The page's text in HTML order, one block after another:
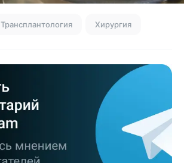
Трансплантология Хирургия